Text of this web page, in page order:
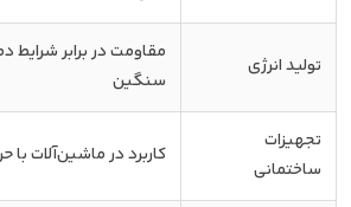
تولید انرژی
مقاومت در برابر شرایط
سنگین
تجهیزات
ساختمانی
کاربرد در ماشین‌آلات